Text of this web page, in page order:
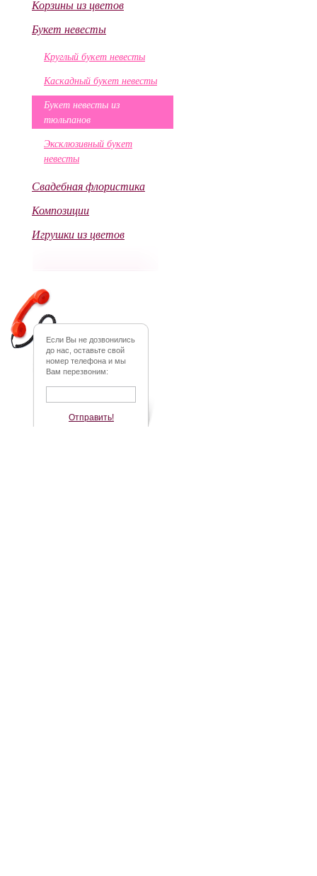
Корзины из цветов
Букет невесты
Круглый букет невесты
Каскадный букет невесты
Букет невесты из
тюльпанов
Эксклюзивный букет
невесты
Свадебная флористика
Композиции
Игрушки из цветов
Если Вы не дозвонились
до нас, оставьте свой
номер телефона и мы
Вам перезвоним:
Отправить!